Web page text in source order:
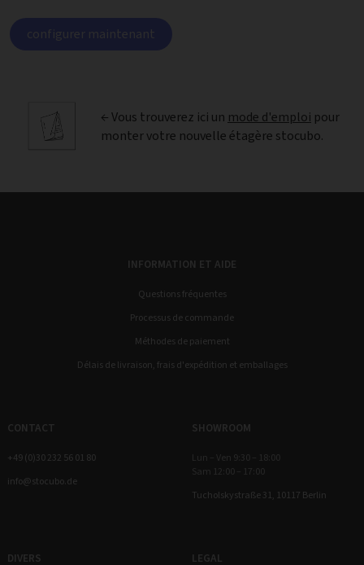
configurer maintenant
← Vous trouverez ici un mode d'emploi pour
monter votre nouvelle étagère stocubo.
INFORMATION ET AIDE
Questions fréquentes
Processus de commande
Méthodes de paiement
Délais de livraison, frais d'expédition et emballages
CONTACT
+49 (0)30 232 56 01 80
info@stocubo.de
SHOWROOM
Lun – Ven 9:30 – 18:00
Sam 12:00 – 17:00
Tucholskystraße 31, 10117 Berlin
DIVERS LEGAL